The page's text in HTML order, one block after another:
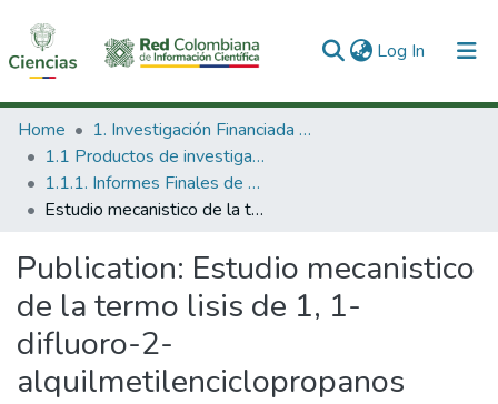
Log In (current)
Communities & Collections
All of DSpace
Statistics
Home
1. Investigación Financiada con Recursos Públicos
1.1 Productos de investigación
1.1.1. Informes Finales de Proyectos de Investigación
Estudio mecanistico de la termo lisis de 1, 1-difluoro-2-alquilmetilenciclopropanos
Publication: Estudio mecanistico
de la termo lisis de 1, 1-
difluoro-2-
alquilmetilenciclopropanos